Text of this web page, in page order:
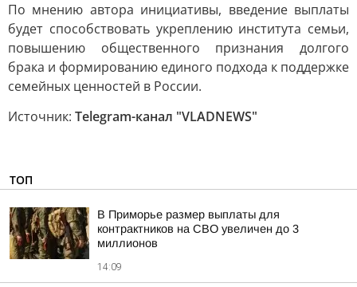
По мнению автора инициативы, введение выплаты
будет способствовать укреплению института семьи,
повышению общественного признания долгого
брака и формированию единого подхода к поддержке
семейных ценностей в России.
Источник: Telegram-канал "VLADNEWS"
ТОП
В Приморье размер выплаты для
контрактников на СВО увеличен до 3
миллионов
14:09